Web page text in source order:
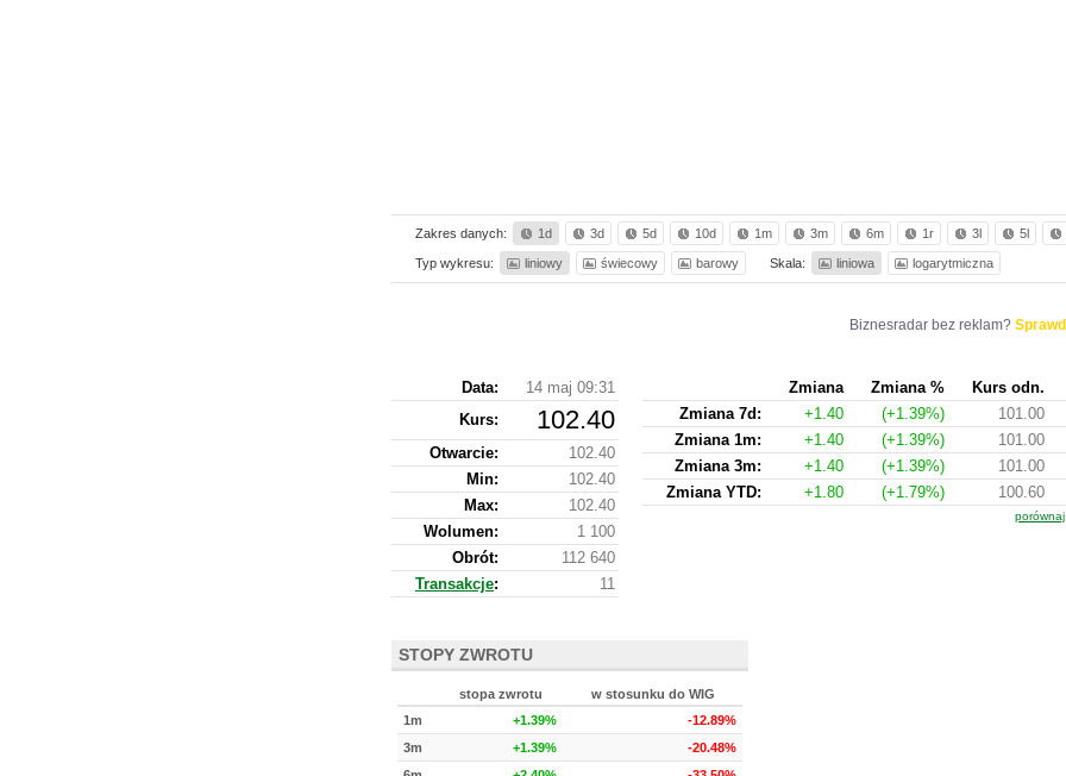
Zakres danych: 1d 3d 5d 10d 1m 3m 6m 1r 3l 5l
Typ wykresu: liniowy świecowy barowy Skala: liniowa logarytmiczna
Biznesradar bez reklam?
Data:
14 maj 09:31
Kurs: 102.40
Otwarcie:
102.40
Min:
102.40
Max:
102.40
Wolumen:
1 100
Obrót:
112 640
Transakcje: 11
Zmiana Zmiana %
Kurs odn.
Zmiana 7d:
+1.40 (+1.39%)
101.00
Zmiana 1m:
+1.40 (+1.39%)
101.00
Zmiana 3m:
+1.40 (+1.39%)
101.00
Zmiana YTD:
+1.80 (+1.79%) 100.60
STOPY ZWROTU
stopa zwrotu
w stosunku do WIG
1m
+1.39%
-12.89%
3m
+1.39%
-20.48%